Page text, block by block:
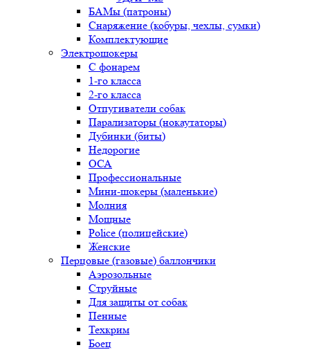
БАМы (патроны)
Снаряжение (кобуры, чехлы, сумки)
Комплектующие
Электрошокеры
С фонарем
1-го класса
2-го класса
Отпугиватели собак
Парализаторы (нокаутаторы)
Дубинки (биты)
Недорогие
ОСА
Профессиональные
Мини-шокеры (маленькие)
Молния
Мощные
Police (полицейские)
Женские
Перцовые (газовые) баллончики
Аэрозольные
Струйные
Для защиты от собак
Пенные
Техкрим
Боец